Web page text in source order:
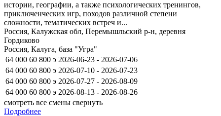
истории, географии, а также психологических тренингов,
приключенческих игр, походов различной степени
сложности, тематических встреч и...
Россия, Калужская обл, Перемышльский р-н, деревня
Гордиково
Россия, Калуга, база "Угра"
64 000 60 800 э 2026-06-23 - 2026-07-06
64 000 60 800 э 2026-07-10 - 2026-07-23
64 000 60 800 э 2026-07-27 - 2026-08-09
64 000 60 800 э 2026-08-13 - 2026-08-26
смотреть все смены свернуть
Подробнее